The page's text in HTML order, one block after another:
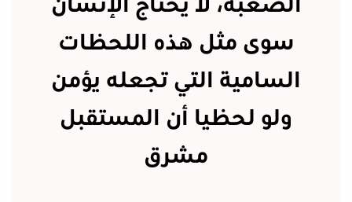
الصعبة، لا يحتاج الإنسان
سوى مثل هذه اللحظات
السامية التي تجعله يؤمن
ولو لحظيا أن المستقبل
مشرق